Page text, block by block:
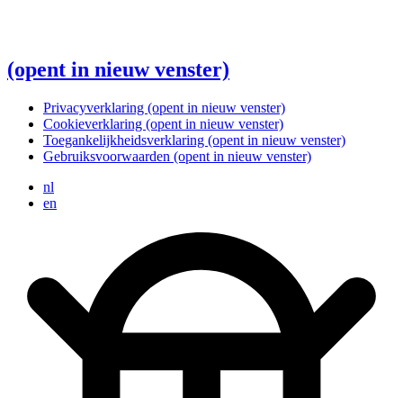
(opent in nieuw venster)
Privacyverklaring (opent in nieuw venster)
Cookieverklaring (opent in nieuw venster)
Toegankelijkheidsverklaring (opent in nieuw venster)
Gebruiksvoorwaarden (opent in nieuw venster)
nl
en